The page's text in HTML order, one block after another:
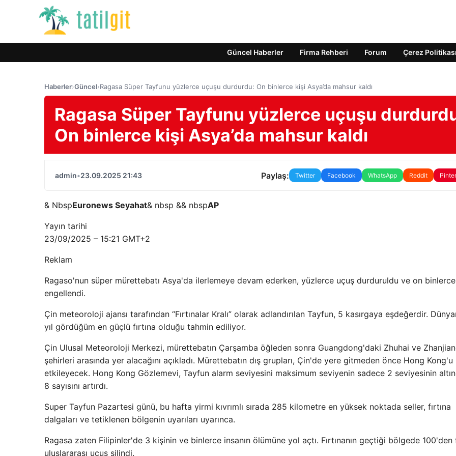
Güncel Haberler Firma Rehberi Forum Çerez Politikası
Haberler›Güncel›Ragasa Süper Tayfunu yüzlerce uçuşu durdurdu: On binlerce kişi Asya’da mahsur kaldı
Ragasa Süper Tayfunu yüzlerce uçuşu
On binlerce kişi Asya’da mahsur kaldı
admin•23.09.2025 21:43 Paylaş: Twitter Facebook WhatsApp Reddit
& NbspEuronews Seyahat& nbsp && nbspAP
Yayın tarihi
23/09/2025 – 15:21 GMT+2
Reklam
Ragaso'nun süper mürettebatı Asya'da ilerlemeye devam ederken, yüzlerce uçuş durduruldu ve on
engellendi.
Çin meteoroloji ajansı tarafından “Fırtınalar Kralı” olarak adlandırılan Tayfun, 5 kasırgaya eşdeğerdir.
yıl gördüğüm en güçlü fırtına olduğu tahmin ediliyor.
Çin Ulusal Meteoroloji Merkezi, mürettebatın Çarşamba öğleden sonra Guangdong'daki Zhuhai ve
şehirleri arasında yer alacağını açıkladı. Mürettebatın dış grupları, Çin'de yere gitmeden önce Hong Kong'u
etkileyecek. Hong Kong Gözlemevi, Tayfun alarm seviyesini maksimum seviyenin sadece 2 seviyesinin
8 sayısını artırdı.
Super Tayfun Pazartesi günü, bu hafta yirmi kıvrımlı sırada 285 kilometre en yüksek noktada seller, fırtına
dalgaları ve tetiklenen bölgenin uyarıları uyarınca.
Ragasa zaten Filipinler'de 3 kişinin ve binlerce insanın ölümüne yol açtı. Fırtınanın geçtiği bölgede 100'den
uluslararası uçuş silindi.